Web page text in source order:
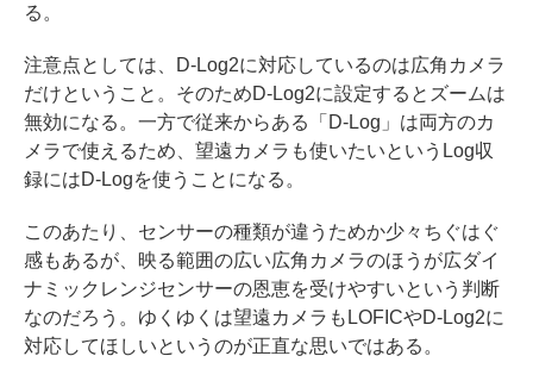
る。
注意点としては、D-Log2に対応しているのは広角カメラ
だけということ。そのためD-Log2に設定するとズームは
無効になる。一方で従来からある「D-Log」は両方のカ
メラで使えるため、望遠カメラも使いたいというLog収
録にはD-Logを使うことになる。
このあたり、センサーの種類が違うためか少々ちぐはぐ
感もあるが、映る範囲の広い広角カメラのほうが広ダイ
ナミックレンジセンサーの恩恵を受けやすいという判断
なのだろう。ゆくゆくは望遠カメラもLOFICやD-Log2に
対応してほしいというのが正直な思いではある。